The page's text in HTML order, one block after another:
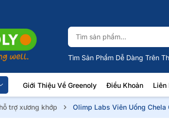
Tìm Sản Phẩm Dễ Dàng Trên
Giới Thiệu Về Greenoly Điều Khoản Liên
trợ xương khớp Olimp Labs Viên Uống